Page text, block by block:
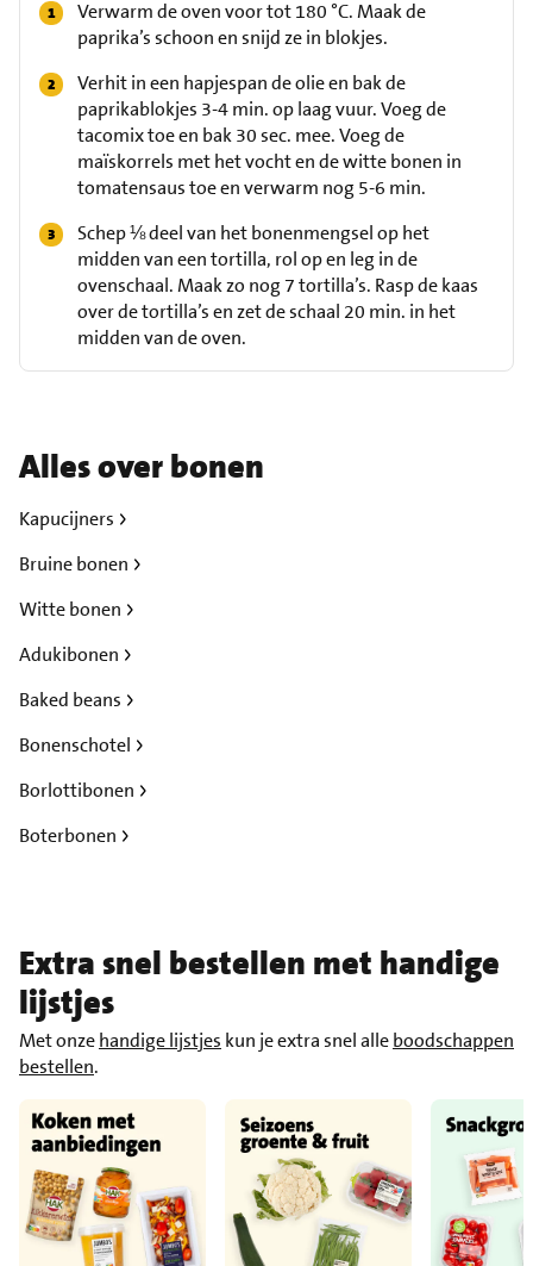
Verwarm de oven voor tot 180 °C. Maak de
paprika’s schoon en snijd ze in blokjes.
Verhit in een hapjespan de olie en bak de
paprikablokjes 3-4 min. op laag vuur. Voeg de
tacomix toe en bak 30 sec. mee. Voeg de
maïskorrels met het vocht en de witte bonen in
tomatensaus toe en verwarm nog 5-6 min.
Schep ⅛ deel van het bonenmengsel op het
midden van een tortilla, rol op en leg in de
ovenschaal. Maak zo nog 7 tortilla’s. Rasp de kaas
over de tortilla’s en zet de schaal 20 min. in het
midden van de oven.
Alles over bonen
Kapucijners
Bruine bonen
Witte bonen
Adukibonen
Baked beans
Bonenschotel
Borlottibonen
Boterbonen
Extra snel bestellen met handige
lijstjes
Met onzehandige lijstjes kun je extra snel alleboodschappen
bestellen.